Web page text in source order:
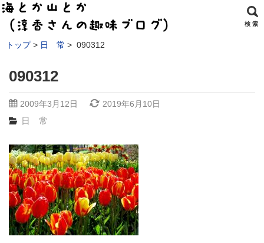
検 索
トップ 日 常 090312
090312
2009年3月12日 2019年6月10日
日 常